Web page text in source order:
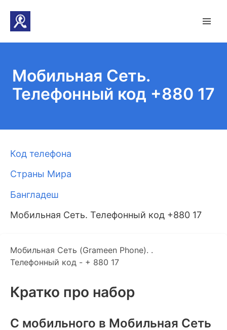
Мобильная Сеть.
Телефонный код +880 17
Код телефона
Страны Мира
Бангладеш
Мобильная Сеть. Телефонный код +880 17
Мобильная Сеть (Grameen Phone). .
Телефонный код - + 880 17
Кратко про набор
C мобильного в Мобильная Сеть